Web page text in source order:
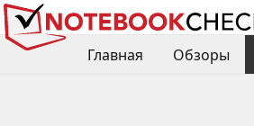
Главная Обзоры